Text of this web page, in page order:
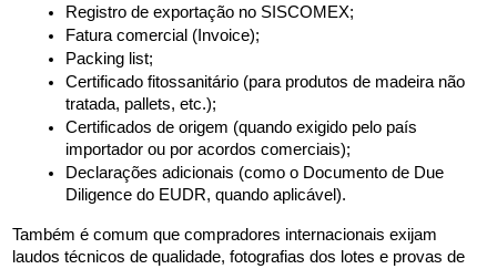
Registro de exportação no SISCOMEX;
Fatura comercial (Invoice);
Packing list;
Certificado fitossanitário (para produtos de madeira não
tratada, pallets, etc.);
Certificados de origem (quando exigido pelo país
importador ou por acordos comerciais);
Declarações adicionais (como o Documento de Due
Diligence do EUDR, quando aplicável).
Também é comum que compradores internacionais exijam
laudos técnicos de qualidade, fotografias dos lotes e provas de